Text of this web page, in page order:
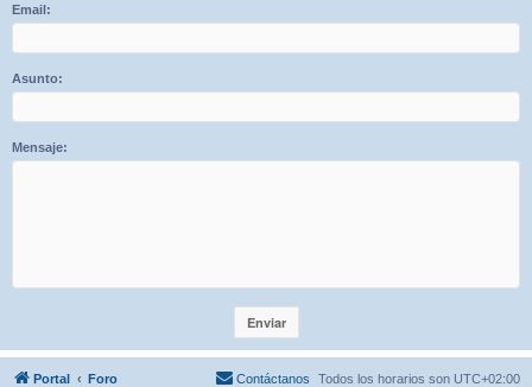
Email:
Asunto:
Mensaje:
Portal Foro Todos los horarios son UTC+02:00
Contáctanos